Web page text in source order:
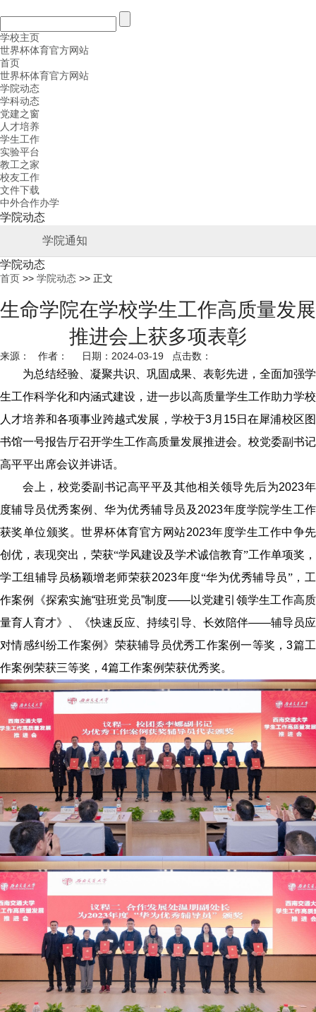
学校主页
世界杯体育官方网站
首页
世界杯体育官方网站
学院动态
学科动态
党建之窗
人才培养
学生工作
实验平台
教工之家
校友工作
文件下载
中外合作办学
学院动态
学院通知
学院动态
首页 >> 学院动态 >> 正文
生命学院在学校学生工作高质量发展
推进会上获多项表彰
来源： 作者： 日期：2024-03-19 点击数：
为总结经验、凝聚共识、巩固成果、表彰先进，全面加强学
生工作科学化和内涵式建设，进一步以高质量学生工作助力学校
人才培养和各项事业跨越式发展，学校于3 月 15日在犀浦校区图
书馆一号报告厅召开学生工作高质量发展推进会。校党委副书记
高平平出席会议并讲话。
会上，校党委副书记高平平及其他相关领导先后为2023年
度辅导员优秀案例、华为优秀辅导员及 2023年度学院学生工作
获奖单位颁奖。世界杯体育官方网站2023年度学生工作中争先
创优，表现突出，荣获“学风建设及学术诚信教育”工作单项奖，
学工组辅导员杨颖增老师荣获2023年度“华为优秀辅导员”，工
作案例《探索实施“驻班党员”制度——以党建引领学生工作高质
量育人育才》、《快速反应、持续引导、长效陪伴——辅导员应
对情感纠纷工作案例》荣获辅导员优秀工作案例一等奖，3篇工
作案例荣获三等奖， 4篇工作案例荣获优秀奖。